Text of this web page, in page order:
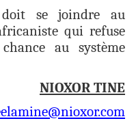
doit se joindre au
qui refuse
au système
NIOXOR TINE